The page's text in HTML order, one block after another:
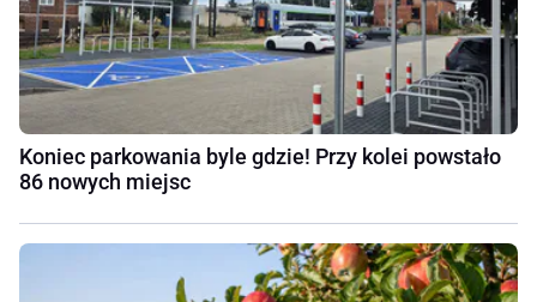
Koniec parkowania byle gdzie! Przy kolei powstało
86 nowych miejsc